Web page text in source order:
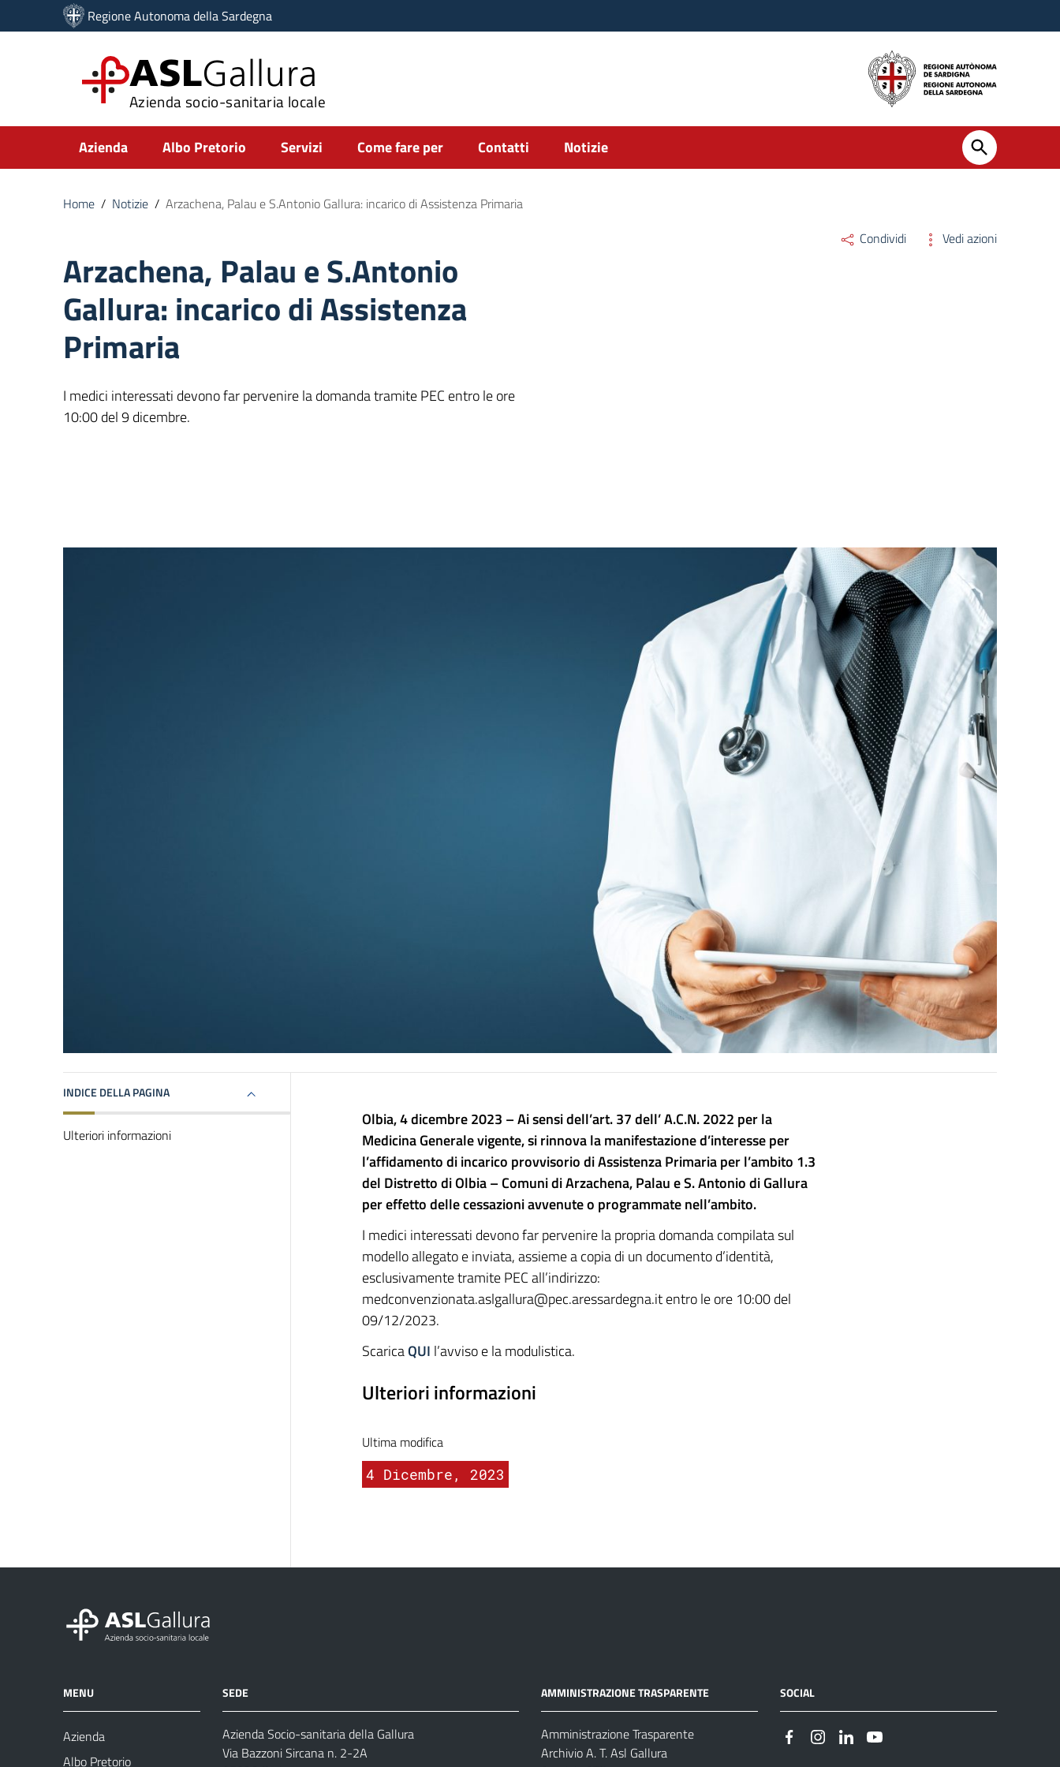
Vai ai contenuti
Vai al menu di navigazione
Regione Autonoma della Sardegna
ASLGallura
Azienda socio-sanitaria locale
Submenu
Azienda Albo Pretorio Servizi Come fare per Contatti Notizie
Home / Notizie / Arzachena, Palau e S.Antonio Gallura: incarico di Assistenza Primaria
Arzachena, Palau e S.Antonio
Gallura: incarico di Assistenza
Primaria
I medici interessati devono far pervenire la domanda tramite PEC entro le ore
10:00 del 9 dicembre.
Condividi Vedi azioni
INDICE DELLA PAGINA
Ulteriori informazioni
Olbia, 4 dicembre 2023 – Ai sensi dell’art. 37 dell’ A.C.N. 2022 per la
Medicina Generale vigente, si rinnova la manifestazione d’interesse per
l’affidamento di incarico provvisorio di Assistenza Primaria per l’ambito 1.3
del Distretto di Olbia – Comuni di Arzachena, Palau e S. Antonio di Gallura
per effetto delle cessazioni avvenute o programmate nell’ambito.
I medici interessati devono far pervenire la propria domanda compilata sul
modello allegato e inviata, assieme a copia di un documento d’identità,
esclusivamente tramite PEC all’indirizzo:
medconvenzionata.aslgallura@pec.aressardegna.itentro le ore 10:00 del
09/12/2023.
ScaricaQUI l’avviso e la modulistica.
Ulteriori informazioni
Ultima modifica
4 Dicembre, 2023
MENU
Azienda
Albo Pretorio
SEDE
Azienda Socio-sanitaria della Gallura
Via Bazzoni Sircana n. 2-2A
AMMINISTRAZIONE TRASPARENTE
Amministrazione Trasparente
Archivio A. T. Asl Gallura
SOCIAL